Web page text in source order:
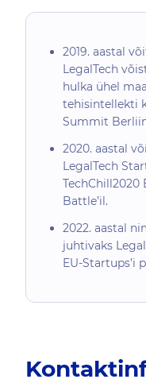
2019. aastal
LegalTech
hulka ühel
tehisintellekti
Summit
2020. aastal
LegalTech
TechChill2020
Battle’il.
2022. aastal
juhtivaks
EU-Startups’i